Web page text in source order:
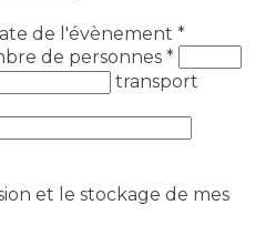
de l'évènement *
de personnes *
transport
et le stockage de mes